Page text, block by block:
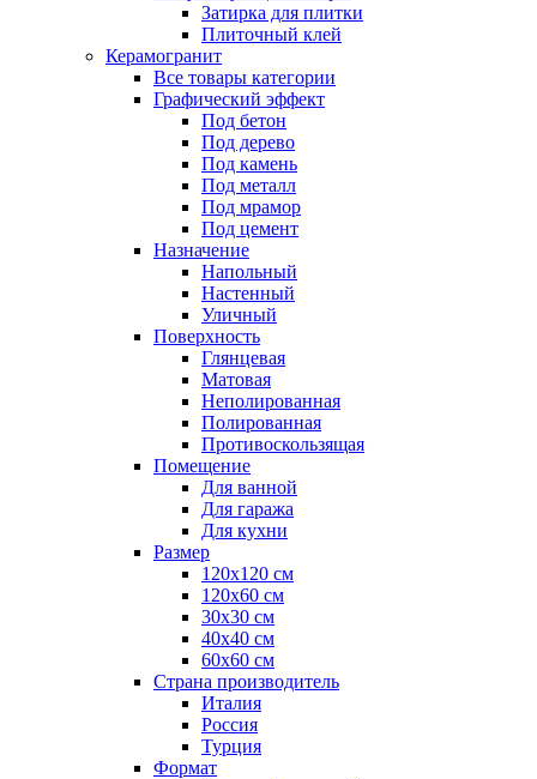
Затирка для плитки
Плиточный клей
Керамогранит
Все товары категории
Графический эффект
Под бетон
Под дерево
Под камень
Под металл
Под мрамор
Под цемент
Назначение
Напольный
Настенный
Уличный
Поверхность
Глянцевая
Матовая
Неполированная
Полированная
Противоскользящая
Помещение
Для ванной
Для гаража
Для кухни
Размер
120x120 см
120x60 см
30x30 см
40x40 см
60x60 см
Страна производитель
Италия
Россия
Турция
Формат